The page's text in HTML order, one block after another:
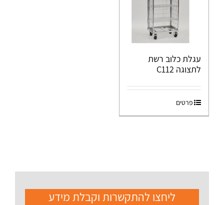
עגלת כלוב רשת
לתצוגה C112
פרטים
ליחצו להתקשרות וקבלת מידע